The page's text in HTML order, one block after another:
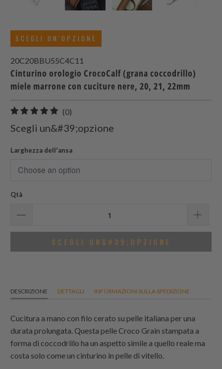
SCEGLI UN'OPZIONE
20C20BBU55C4C11
Cinturino orologio CrocoCalf (grana coccodrillo)
miele marrone con cuciture nere, 20, 21, 22mm
(0)
recensioni
totali
Scegli un&#39;opzione
Larghezza dell'ansa
Qtà
SCEGLI UN&#39;OPZIONE
DESCRIZIONE DETTAGLI INFORMAZIONI SULLA SPEDIZIONE
Cucitura a mano con filo cerato su pelle italiana per una
durata prolungata. Questa pelle Croco Grain stampata a
forma di coccodrillo ha un aspetto simile a quello reale ma
costa solo come un cinturino in pelle di vitello.